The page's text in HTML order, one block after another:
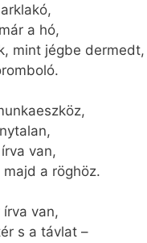
a hó,
mint jégbe dermedt,
van,
a röghöz.
van,
s a távlat –